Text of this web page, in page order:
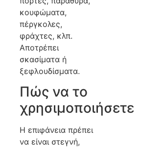
κουφώματα,
πέργκολες,
φράχτες, κλπ.
Αποτρέπει
σκασίματα ή
ξεφλουδίσματα.
Πώς να το
χρησιμοποιήσετε
Η επιφάνεια πρέπει
να είναι στεγνή,